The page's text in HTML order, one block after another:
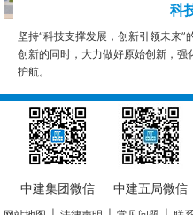
科
坚持“科技支撑发展，创新引领未来
创新的同时，大力做好原始创新，
护航。
中建集团微信 中建五局微信